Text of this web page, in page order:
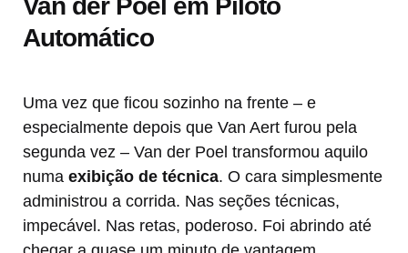
Van der Poel em Piloto
Automático
Uma vez que ficou sozinho na frente – e
especialmente depois que Van Aert furou pela
segunda vez – Van der Poel transformou aquilo
numa exibição de técnica. O cara simplesmente
administrou a corrida. Nas seções técnicas,
impecável. Nas retas, poderoso. Foi abrindo até